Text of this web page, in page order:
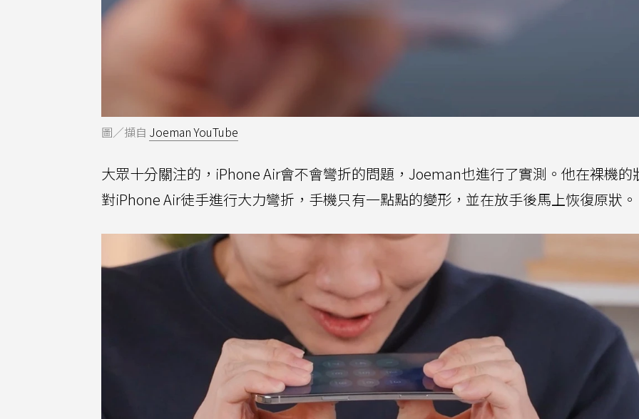
圖／擷自 Joeman YouTube
大眾十分關注的，iPhone Air會不會彎折的問題，Joeman也進行了實測。他在裸機的
對iPhone Air徒手進行大力彎折，手機只有一點點的變形，並在放手後馬上恢復原狀。